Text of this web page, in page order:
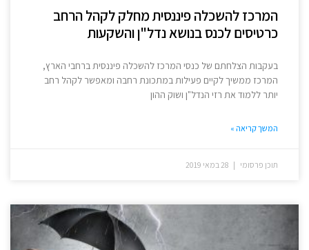
המרכז להשכלה פיננסית מחלק לקהל הרחב
כרטיסים לכנס בנושא נדל"ן והשקעות
בעקבות הצלחתם של כנסי המרכז להשכלה פיננסית ברחבי הארץ,
המרכז ממשיך לקיים פעילות במתכונת רחבה ומאפשר לקהל רחב
יותר ללמוד את רזי הנדל"ן ושוק ההון
המשך קריאה »
תוכן פרסומי